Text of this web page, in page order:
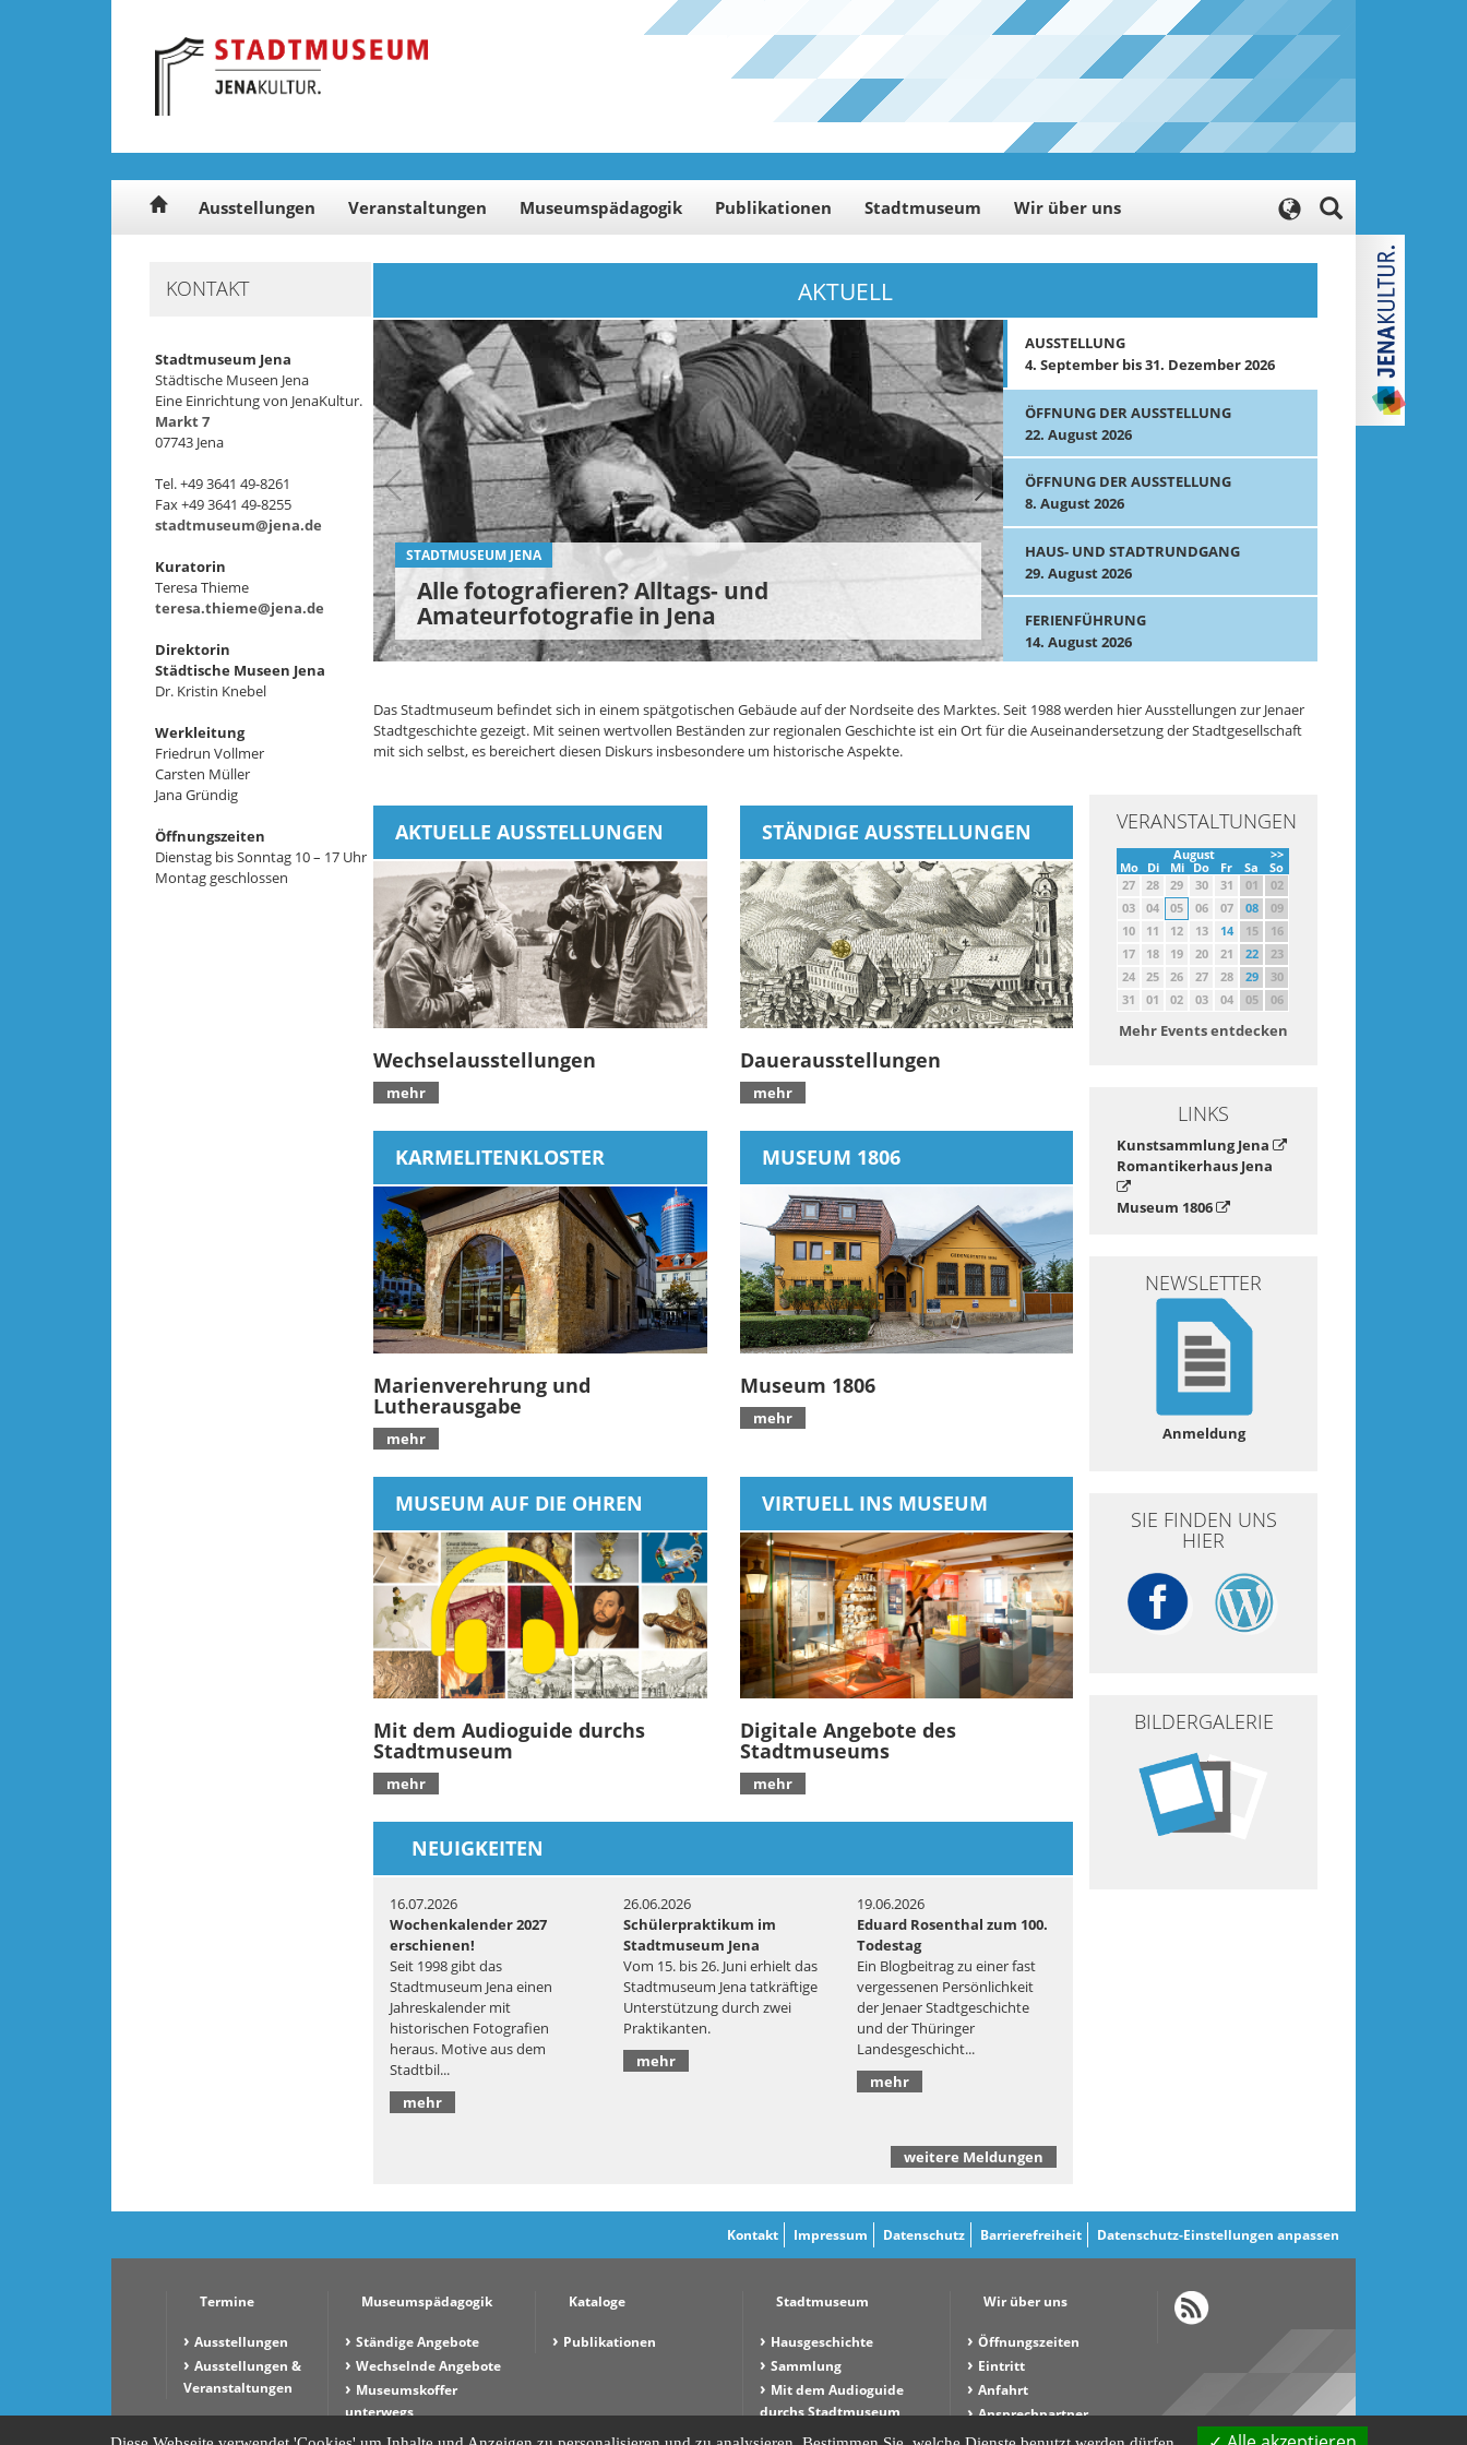
Ausstellungen Veranstaltungen Museumspädagogik Publikationen Stadtmuseum Wir über uns
KONTAKT
Stadtmuseum Jena
Städtische Museen Jena
Eine Einrichtung von JenaKultur.
Markt 7
07743 Jena
Tel. +49 3641 49-8261
Fax +49 3641 49-8255
stadtmuseum@jena.de
Kuratorin
Teresa Thieme
teresa.thieme@jena.de
Direktorin
Städtische Museen Jena
Dr. Kristin Knebel
Werkleitung
Friedrun Vollmer
Carsten Müller
Jana Gründig
Öffnungszeiten
Dienstag bis Sonntag 10 – 17 Uhr
Montag geschlossen
AKTUELL
STADTMUSEUM JENA
Alle fotografieren? Alltags- und
Amateurfotografie in Jena
KARMELITENKLOSTER JENA
Mönche, Luther und der Goldene Engel
KARMELITENKLOSTER JENA
Mönche, Luther und der Goldene Engel
STADTMUSEUM JENA
Stadt(ge)schichten
STADTMUSEUM JENA
Gibt es Gespenster im Museum?
AUSSTELLUNG
4. September bis 31. Dezember 2026
ÖFFNUNG DER AUSSTELLUNG
22. August 2026
ÖFFNUNG DER AUSSTELLUNG
8. August 2026
HAUS- UND STADTRUNDGANG
29. August 2026
FERIENFÜHRUNG
14. August 2026
Das Stadtmuseum befindet sich in einem spätgotischen Gebäude auf der Nordseite des Marktes. Seit 1988 werden hier Ausstellungen zur Jenaer
Stadtgeschichte gezeigt. Mit seinen wertvollen Beständen zur regionalen Geschichte ist ein Ort für die Auseinandersetzung der Stadtgesellschaft
mit sich selbst, es bereichert diesen Diskurs insbesondere um historische Aspekte.
AKTUELLE AUSSTELLUNGEN
Wechselausstellungen
mehr
STÄNDIGE AUSSTELLUNGEN
Dauerausstellungen
mehr
KARMELITENKLOSTER
Marienverehrung und
Lutherausgabe
mehr
MUSEUM 1806
Museum 1806
mehr
MUSEUM AUF DIE OHREN
Mit dem Audioguide durchs
Stadtmuseum
mehr
VIRTUELL INS MUSEUM
Digitale Angebote des
Stadtmuseums
mehr
NEUIGKEITEN
16.07.2026
Wochenkalender 2027
erschienen!
Seit 1998 gibt das
Stadtmuseum Jena einen
Jahreskalender mit
historischen Fotografien
heraus. Motive aus dem
Stadtbil...
mehr
26.06.2026
Schülerpraktikum im
Stadtmuseum Jena
Vom 15. bis 26. Juni erhielt das
Stadtmuseum Jena tatkräftige
Unterstützung durch zwei
Praktikanten.
mehr
19.06.2026
Eduard Rosenthal zum 100.
Todestag
Ein Blogbeitrag zu einer fast
vergessenen Persönlichkeit
der Jenaer Stadtgeschichte
und der Thüringer
Landesgeschicht...
mehr
weitere Meldungen
VERANSTALTUNGEN
>>
August
Mo
Di Mi Do Fr Sa
So
27
28 29 30 31 01
02
03
04 05 06 07 08
09
10
11 12 13 14 15
16
17
18 19 20 21 22
23
24
25 26 27 28 29
30
31
01 02 03 04 05 06
Mehr Events entdecken
LINKS
Kunstsammlung Jena
Romantikerhaus Jena
Museum 1806
NEWSLETTER
Anmeldung
SIE FINDEN UNS
HIER
BILDERGALERIE
Kontakt Impressum Datenschutz Barrierefreiheit Datenschutz-Einstellungen anpassen
Termine
Ausstellungen
Ausstellungen &
Veranstaltungen
Museumspädagogik
Ständige Angebote
Wechselnde Angebote
Museumskoffer
unterwegs
Kindergeburtstag
Kataloge
Publikationen
Stadtmuseum
Hausgeschichte
Sammlung
Mit dem Audioguide
durchs Stadtmuseum
Bildergalerie
Wir über uns
Öffnungszeiten
Eintritt
Anfahrt
Ansprechpartner
Kontaktformular